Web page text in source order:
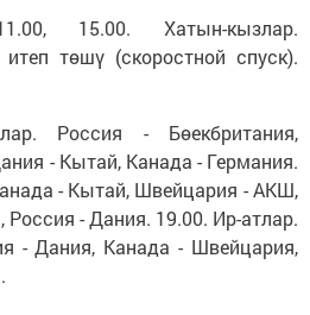
15.00. Хатын-кызлар.
төшү (скоростной спуск).
Россия - Бөекбритания,
- Кытай, Канада - Германия.
- Кытай, Швейцария - АКШ,
- Дания. 19.00. Ир-атлар.
- Дания, Канада - Швейцария,